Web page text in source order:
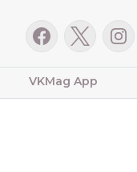
VKMag App